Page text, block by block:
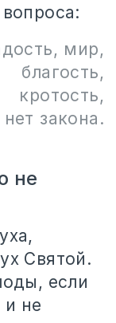
мир,
закона.
не
Святой.
если
и не